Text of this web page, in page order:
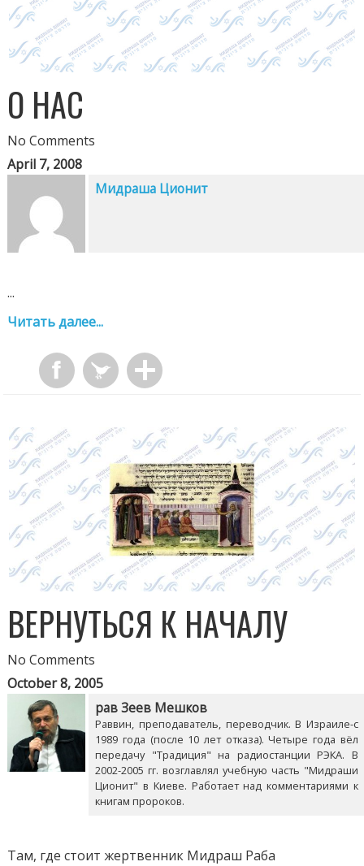
О НАС
No Comments
April 7, 2008
Мидраша Ционит
...
Читать далее...
ВЕРНУТЬСЯ К НАЧАЛУ
No Comments
October 8, 2005
рав Зеев Мешков
Раввин, преподаватель, переводчик. В Израиле-с
1989 года (после 10 лет отказа). Четыре года вёл
передачу "Традиция" на радиостанции РЭКА. В
2002-2005 гг. возглавлял учебную часть "Мидраши
Ционит" в Киеве. Работает над комментариями к
книгам пророков.
Там, где стоит жертвенник Мидраш Раба